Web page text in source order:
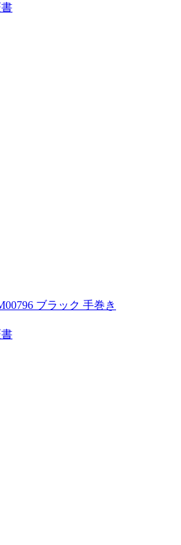
ブラック 手巻き